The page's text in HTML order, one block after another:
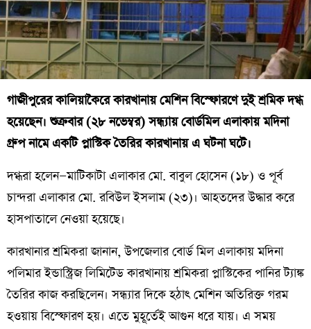
গাজীপুরের কালিয়াকৈরে কারখানায় মেশিন বিস্ফোরণে দুই শ্রমিক দগ্ধ
হয়েছেন। শুক্রবার (২৮ নভেম্বর) সন্ধ্যায় বোর্ডমিল এলাকায় মদিনা
গ্রুপ নামে একটি প্লাস্টিক তৈরির কারখানায় এ ঘটনা ঘটে।
দগ্ধরা হলেন—মাটিকাটা এলাকার মো. বাবুল হোসেন (১৮) ও পূর্ব
চান্দরা এলাকার মো. রবিউল ইসলাম (২৩)। আহতদের উদ্ধার করে
হাসপাতালে নেওয়া হয়েছে।
কারখানার শ্রমিকরা জানান, উপজেলার বোর্ড মিল এলাকায় মদিনা
পলিমার ইন্ডাস্ট্রিজ লিমিটেড কারখানায় শ্রমিকরা প্লাস্টিকের পানির ট্যাঙ্ক
তৈরির কাজ করছিলেন। সন্ধ্যার দিকে হঠাৎ মেশিন অতিরিক্ত গরম
হওয়ায় বিস্ফোরণ হয়। এতে মুহূর্তেই আগুন ধরে যায়। এ সময়